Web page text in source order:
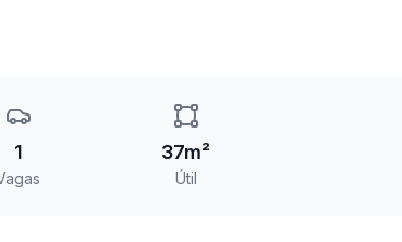
1 37m²
Útil